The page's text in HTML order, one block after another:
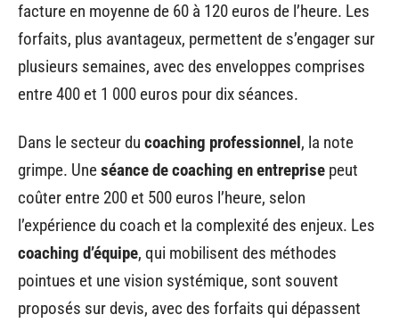
facture en moyenne de 60 à 120 euros de l’heure. Les
forfaits, plus avantageux, permettent de s’engager sur
plusieurs semaines, avec des enveloppes comprises
entre 400 et 1 000 euros pour dix séances.
Dans le secteur du coaching professionnel, la note
grimpe. Uneséance de coaching en entreprise peut
coûter entre 200 et 500 euros l’heure, selon
l’expérience du coach et la complexité des enjeux. Les
coaching d’équipe, qui mobilisent des méthodes
pointues et une vision systémique, sont souvent
proposés sur devis, avec des forfaits qui dépassent